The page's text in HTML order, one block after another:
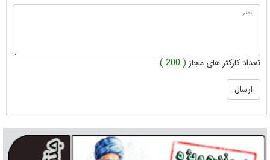
تعداد کارکتر های مجاز ( 200 )